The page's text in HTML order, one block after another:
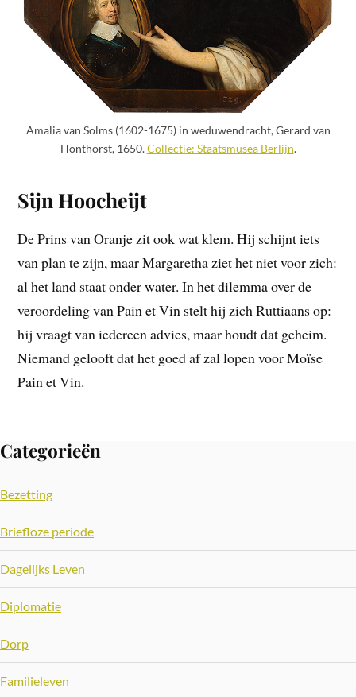
Amalia van Solms (1602-1675) in weduwendracht, Gerard van
Honthorst, 1650.Collectie: Staatsmusea Berlijn.
Sijn Hoocheijt
De Prins van Oranje zit ook wat klem. Hij schijnt iets
van plan te zijn, maar Margaretha ziet het niet voor zich:
al het land staat onder water. In het dilemma over de
veroordeling van Pain et Vin stelt hij zich Ruttiaans op:
hij vraagt van iedereen advies, maar houdt dat geheim.
Niemand gelooft dat het goed af zal lopen voor Moïse
Pain et Vin.
Categorieën
Bezetting
Briefloze periode
Dagelijks Leven
Diplomatie
Dorp
Familieleven